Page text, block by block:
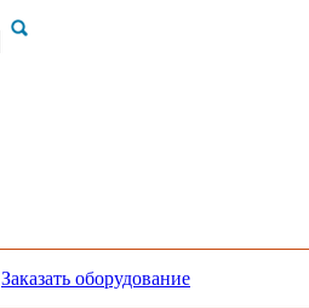
Заказать оборудование